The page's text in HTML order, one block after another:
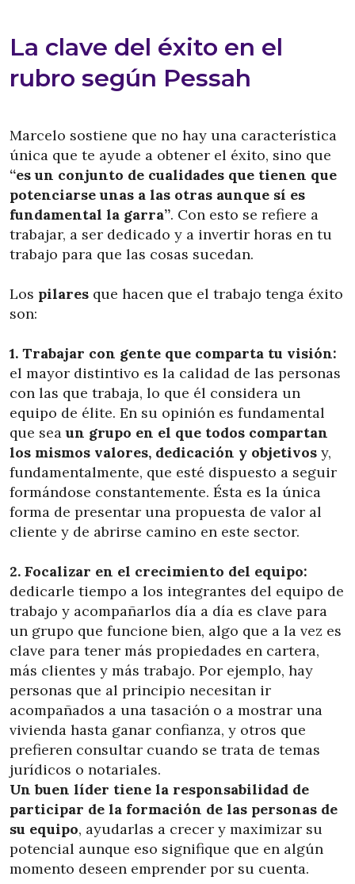
La clave del éxito en el
rubro según Pessah
Marcelo sostiene que no hay una característica
única que te ayude a obtener el éxito, sino que
“es un conjunto de cualidades que tienen que
potenciarse unas a las otras aunque sí es
fundamental la garra”. Con esto se refiere a
trabajar, a ser dedicado y a invertir horas en tu
trabajo para que las cosas sucedan.
Los pilares que hacen que el trabajo tenga éxito
son:
1. Trabajar con gente que comparta tu visión:
el mayor distintivo es la calidad de las personas
con las que trabaja, lo que él considera un
equipo de élite. En su opinión es fundamental
que seaun grupo en el que todos compartan
los mismos valores, dedicación y objetivos y,
fundamentalmente, que esté dispuesto a seguir
formándose constantemente. Ésta es la única
forma de presentar una propuesta de valor al
cliente y de abrirse camino en este sector.
2. Focalizar en el crecimiento del equipo:
dedicarle tiempo a los integrantes del equipo de
trabajo y acompañarlos día a día es clave para
un grupo que funcione bien, algo que a la vez es
clave para tener más propiedades en cartera,
más clientes y más trabajo. Por ejemplo, hay
personas que al principio necesitan ir
acompañados a una tasación o a mostrar una
vivienda hasta ganar confianza, y otros que
prefieren consultar cuando se trata de temas
jurídicos o notariales.
Un buen líder tiene la responsabilidad de
participar de la formación de las personas de
su equipo, ayudarlas a crecer y maximizar su
potencial aunque eso signifique que en algún
momento deseen emprender por su cuenta.